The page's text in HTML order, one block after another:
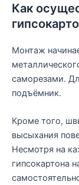
Как
Монтаж
саморезами.
подъёмник.
Кроме того,
высыхания
Несмотря на
гипсокартона